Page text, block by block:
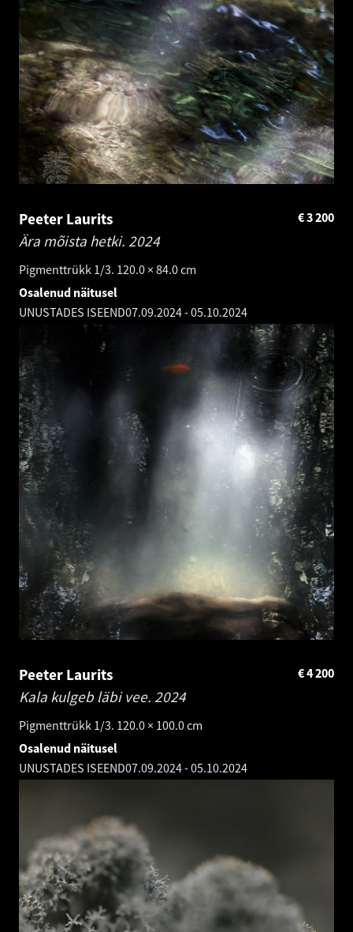
Peeter Laurits
Ära mõista hetki. 2024
Pigmenttrükk 1/3. 120.0 × 84.0 cm
3 200
€
Osalenud näitusel
UNUSTADES ISEEND07.09.2024-05.10.2024
Peeter Laurits
Kala kulgeb läbi vee. 2024
Pigmenttrükk 1/3. 120.0 × 100.0 cm
4 200
€
Osalenud näitusel
UNUSTADES ISEEND07.09.2024-05.10.2024